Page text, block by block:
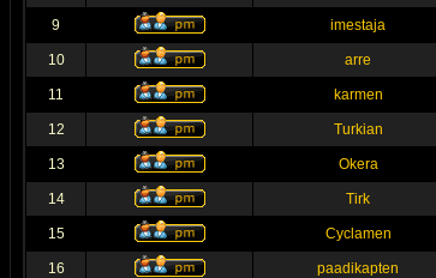
9 imestaja
10 arre
11 karmen
12 Turkian
13 Okera
14 Tirk
15 Cyclamen
16 paadikapten